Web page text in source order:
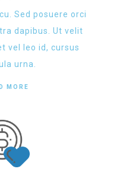
Sed posuere orci
dapibus. Ut velit
vel leo id, cursus
urna.
MORE